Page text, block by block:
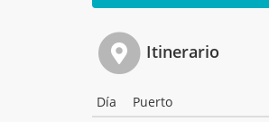
Itinerario
Día Puerto